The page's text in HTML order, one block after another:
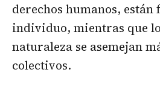
derechos humanos, están
individuo, mientras que
naturaleza se asemejan
colectivos.